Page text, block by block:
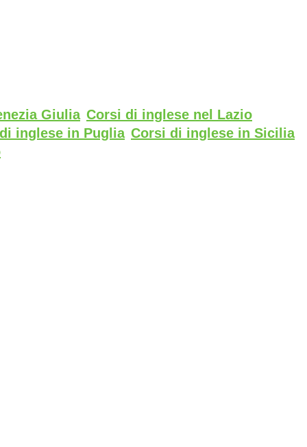
Giulia Corsi di inglese nel Lazio
inglese in Puglia Corsi di inglese in Sicilia